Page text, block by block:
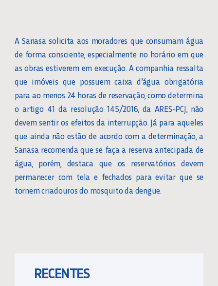
A Sanasa solicita aos moradores que consumam água
de forma consciente, especialmente no horário em que
as obras estiverem em execução. A companhia ressalta
que imóveis que possuem caixa d’água obrigatória
para ao menos 24 horas de reservação, como determina
o artigo 41 da resolução 145/2016, da ARES-PCJ, não
devem sentir os efeitos da interrupção. Já para aqueles
que ainda não estão de acordo com a determinação, a
Sanasa recomenda que se faça a reserva antecipada de
água, porém, destaca que os reservatórios devem
permanecer com tela e fechados para evitar que se
tornem criadouros do mosquito da dengue.
RECENTES